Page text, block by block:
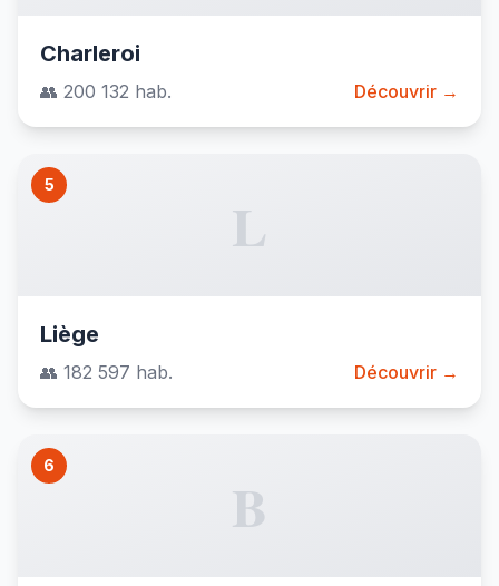
Charleroi
👥 200 132 hab. Découvrir →
5
L
Liège
👥 182 597 hab. Découvrir →
6
B